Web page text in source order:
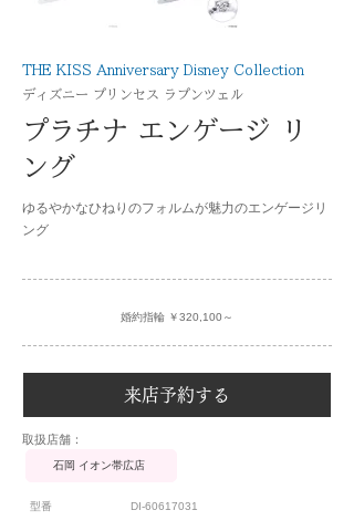
THE KISS Anniversary Disney Collection
ディズニー プリンセス ラプンツェル
プラチナ エンゲージ リ
ング
ゆるやかなひねりのフォルムが魅力のエンゲージリ
ング
婚約指輪 ￥320,100～
来店予約する
​取扱店舗：
石岡 イオン帯広店
型番 DI-60617031